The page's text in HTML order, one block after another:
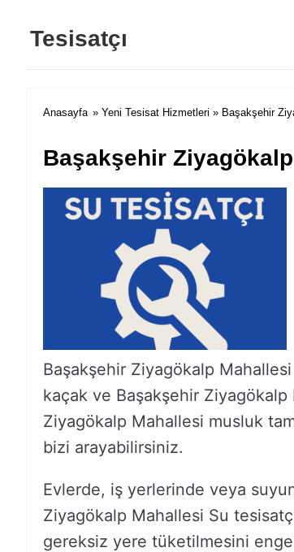
Tesisatçı
Anasayfa » Yeni Tesisat Hizmetleri » Başakşehir
Başakşehir
Başakşehir Ziyagökalp
kaçak ve Başakşehir Ziyagökalp
Ziyagökalp Mahallesi musluk
bizi arayabilirsiniz.
Evlerde, iş yerlerinde veya
Ziyagökalp Mahallesi Su
gereksiz yere tüketilmesini